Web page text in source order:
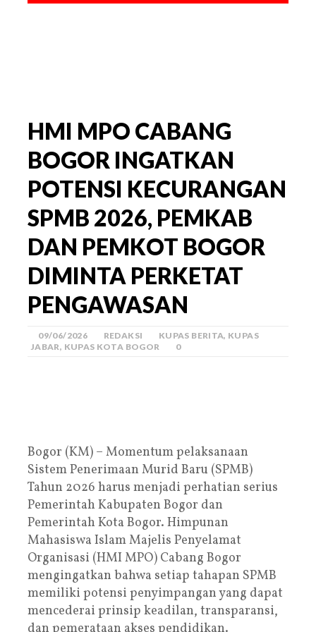
HMI MPO CABANG
BOGOR INGATKAN
POTENSI KECURANGAN
SPMB 2026, PEMKAB
DAN PEMKOT BOGOR
DIMINTA PERKETAT
PENGAWASAN
09/06/2026 REDAKSI KUPAS BERITA,KUPAS
JABAR, KUPAS KOTA BOGOR 0
Bogor (KM) – Momentum pelaksanaan
Sistem Penerimaan Murid Baru (SPMB)
Tahun 2026 harus menjadi perhatian serius
Pemerintah Kabupaten Bogor dan
Pemerintah Kota Bogor. Himpunan
Mahasiswa Islam Majelis Penyelamat
Organisasi (HMI MPO) Cabang Bogor
mengingatkan bahwa setiap tahapan SPMB
memiliki potensi penyimpangan yang dapat
mencederai prinsip keadilan, transparansi,